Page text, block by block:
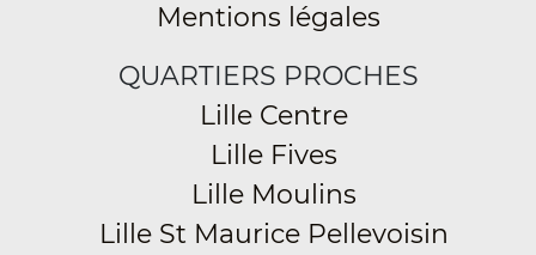
Mentions légales
QUARTIERS PROCHES
Lille Centre
Lille Fives
Lille Moulins
Lille St Maurice Pellevoisin